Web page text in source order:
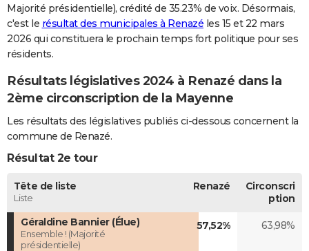
S'inscrire
Se connecter
Lycées
Collèges
Primaires
Universités
Entreprises
Service militaire
Avis de recherche
AVIS DE DÉCÈS
FORUM
Bricolage
Lifestyle
Culture
Sport
Auto
Television
Voyage
Cinema
Majorité présidentielle), crédité de 35.23% de voix. Désormais,
c'est le résultat des municipales à Renazé les 15 et 22 mars
2026 qui constituera le prochain temps fort politique pour ses
résidents.
Résultats législatives 2024 à Renazé dans la
2ème circonscription de la Mayenne
Les résultats des législatives publiés ci-dessous concernent la
commune de Renazé.
Résultat 2e tour
Tête de liste
Liste
Renazé
Circonscri
ption
Géraldine Bannier (Élue)
Ensemble ! (Majorité
présidentielle)
57,52% 63,98%